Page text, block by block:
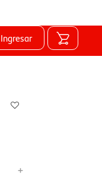
Ingresar
+